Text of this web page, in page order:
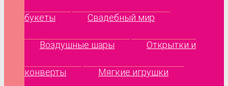
букеты Свадебный мир
Воздушные шары Открытки и
конверты Мягкие игрушки